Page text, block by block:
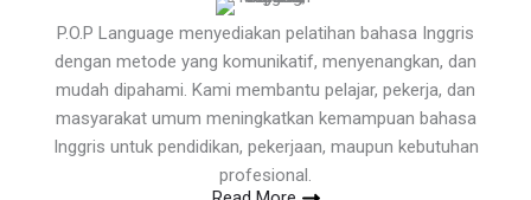
P.O.P Language menyediakan pelatihan bahasa Inggris
dengan metode yang komunikatif, menyenangkan, dan
mudah dipahami. Kami membantu pelajar, pekerja, dan
masyarakat umum meningkatkan kemampuan bahasa
Inggris untuk pendidikan, pekerjaan, maupun kebutuhan
profesional.